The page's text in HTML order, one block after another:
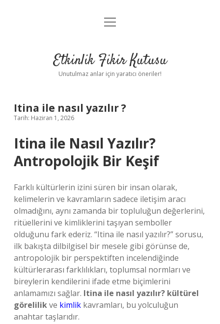
Anasayfa
Yasal Uyarı
menüyü
Etkinlik Fikir Kutusu
Unutulmaz anlar için yaratıcı öneriler!
Itina ile nasıl yazılır ?
Tarih: Haziran 1, 2026
Itina ile Nasıl Yazılır?
Antropolojik Bir Keşif
Farklı kültürlerin izini süren bir insan olarak,
kelimelerin ve kavramların sadece iletişim aracı
olmadığını, aynı zamanda bir topluluğun değerlerini,
ritüellerini ve kimliklerini taşıyan semboller
olduğunu fark ederiz. “Itina ile nasıl yazılır?” sorusu,
ilk bakışta dilbilgisel bir mesele gibi görünse de,
antropolojik bir perspektiften incelendiğinde
kültürlerarası farklılıkları, toplumsal normları ve
bireylerin kendilerini ifade etme biçimlerini
anlamamızı sağlar. Itina ile nasıl yazılır? kültürel
görelilikve kimlik kavramları, bu yolculuğun
anahtar taşlarıdır.